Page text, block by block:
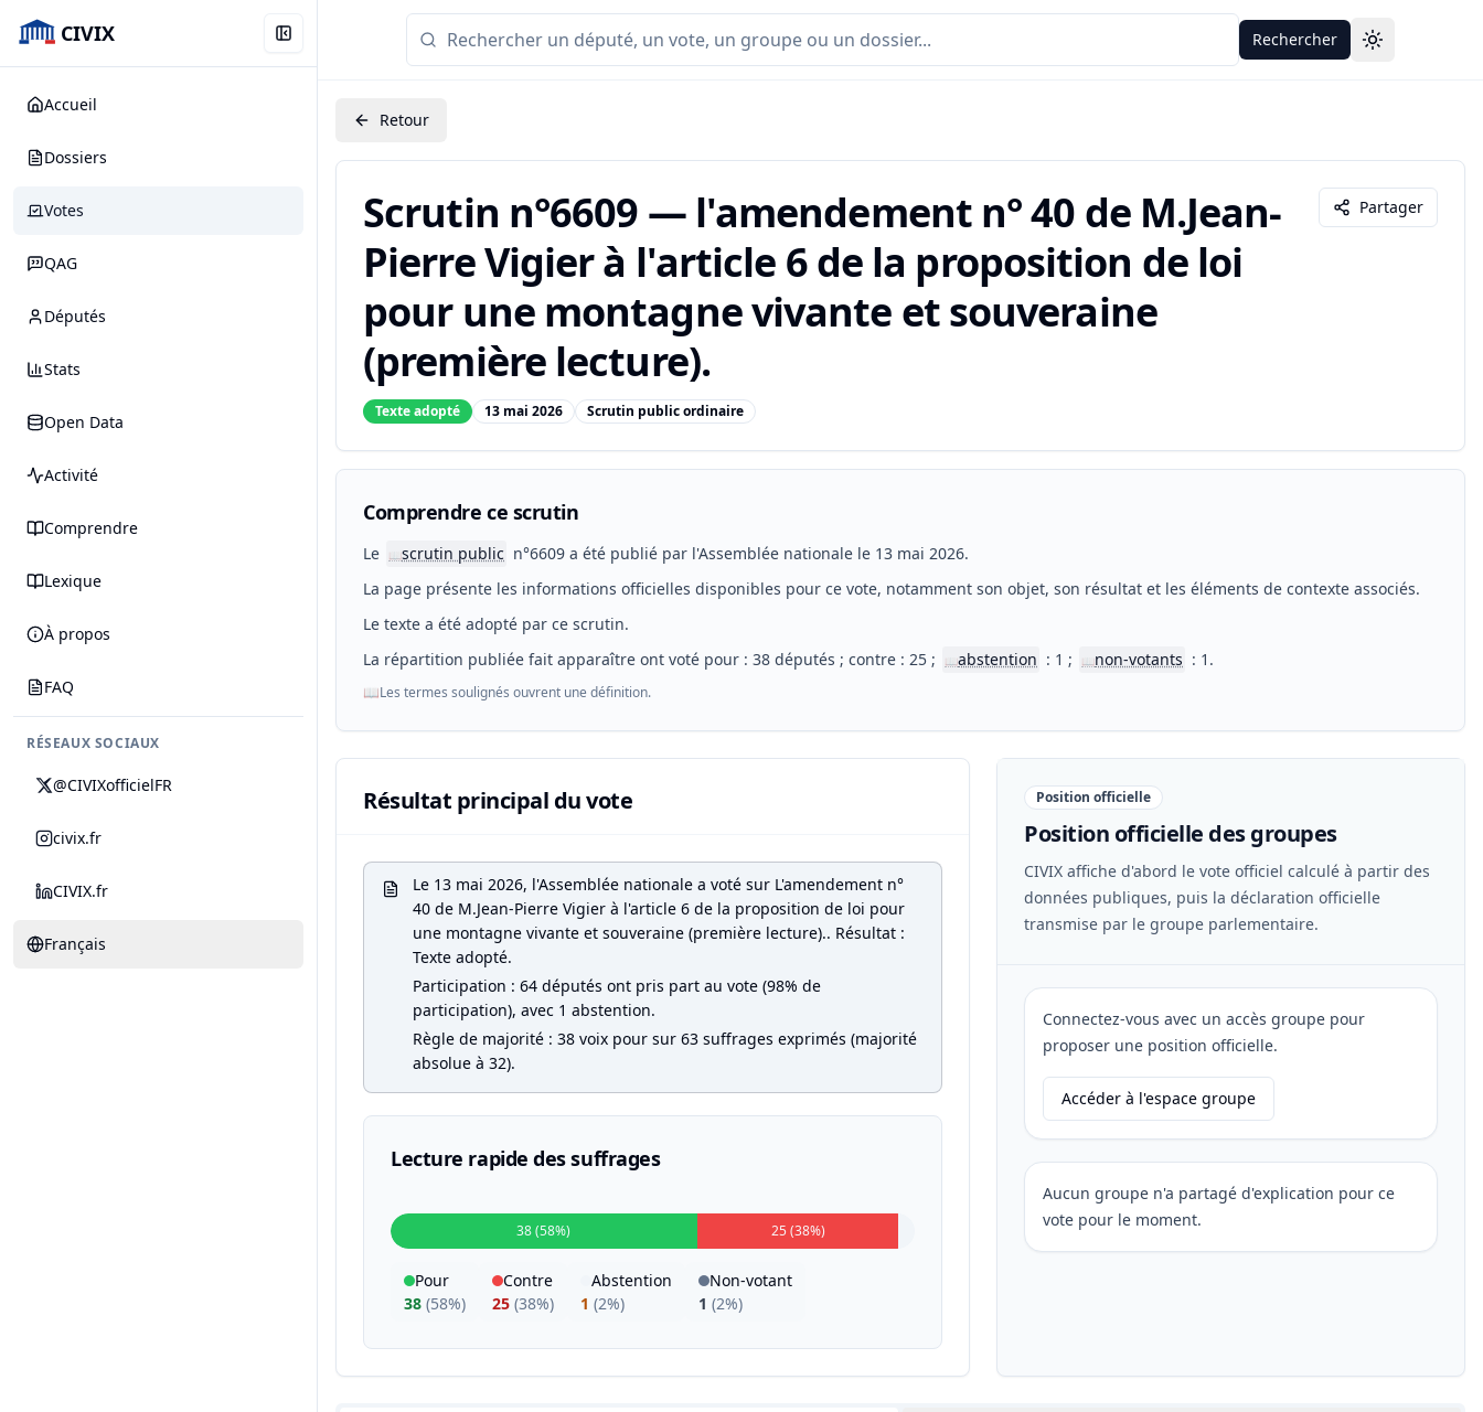
CIVIX
Accueil
Dossiers
Votes
QAG
Députés
Stats
Open Data
Activité
Comprendre
Lexique
À propos
FAQ
RÉSEAUX SOCIAUX
@CIVIXofficielFR
civix.fr
CIVIX.fr
Français
Rechercher Toggle theme
Retour
Scrutin n°6609 — l'amendement n° 40 de M.Jean-
Pierre Vigier à l'article 6 de la proposition de loi
pour une montagne vivante et souveraine
(première lecture).
Texte adopté 13 mai 2026 Scrutin public ordinaire
Partager
Comprendre ce scrutin
Le 📖scrutin public n°6609 a été publié par l'Assemblée nationale le 13 mai 2026.
La page présente les informations officielles disponibles pour ce vote, notamment son objet, son résultat et les éléments de contexte associés.
Le texte a été adopté par ce scrutin.
La répartition publiée fait apparaître ont voté pour : 38 députés ; contre : 25 ;
📖abstention : 1 ; 📖non-votants : 1.
📖Les termes soulignés ouvrent une définition.
Résultat principal du vote
Le 13 mai 2026, l'Assemblée nationale a voté sur L'amendement n°
40 de M.Jean-Pierre Vigier à l'article 6 de la proposition de loi pour
une montagne vivante et souveraine (première lecture).. Résultat :
Texte adopté.
Participation : 64 députés ont pris part au vote (98% de
participation), avec 1 abstention.
Règle de majorité : 38 voix pour sur 63 suffrages exprimés (majorité
absolue à 32).
Lecture rapide des suffrages
38 (58%) 25 (38%)
Pour
38 (58%)
Contre
25 (38%)
Abstention
1 (2%)
Non-votant
1 (2%)
Position officielle
Position officielle des groupes
CIVIX affiche d'abord le vote officiel calculé à partir des
données publiques, puis la déclaration officielle
transmise par le groupe parlementaire.
Connectez-vous avec un accès groupe pour
proposer une position officielle.
Accéder à l'espace groupe
Aucun groupe n'a partagé d'explication pour ce
vote pour le moment.